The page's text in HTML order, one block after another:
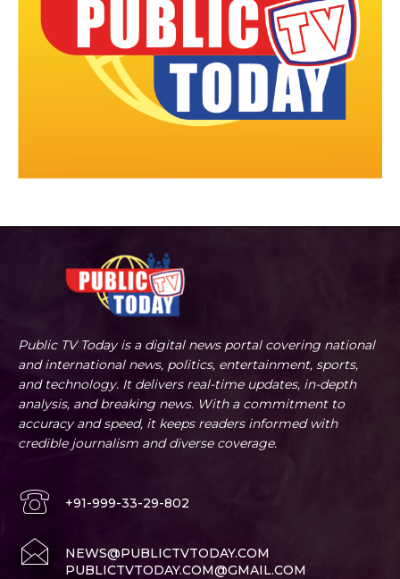
Public TV Today is a digital news portal covering national
and international news, politics, entertainment, sports,
and technology. It delivers real-time updates, in-depth
analysis, and breaking news. With a commitment to
accuracy and speed, it keeps readers informed with
credible journalism and diverse coverage.
+91-999-33-29-802
NEWS@PUBLICTVTODAY.COM
PUBLICTVTODAY.COM@GMAIL.COM